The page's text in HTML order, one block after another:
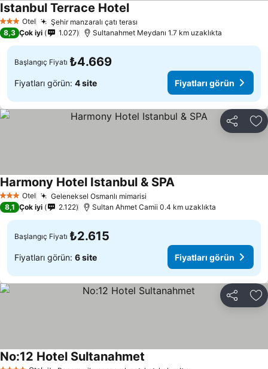
3 YıldızOtel Şehir manzaralı çatı terası
Istanbul Terrace HotelFiyatları görün
8,3 Çok iyi 1.027 Sultanahmet Meydanı 1.7 km uzaklıkta
Başlangıç Fiyatı ₺4.669
Fiyatları görün: 4 site Fiyatları görün
Paylaş
3 YıldızOtel Geleneksel Osmanlı mimarisi
Harmony Hotel Istanbul & SPAFiyatları görün
8,1 Çok iyi 2.122 Sultan Ahmet Camii 0.4 km uzaklıkta
Başlangıç Fiyatı ₺2.615
Fiyatları görün: 6 site Fiyatları görün
Paylaş
No:12 Hotel Sultanahmet